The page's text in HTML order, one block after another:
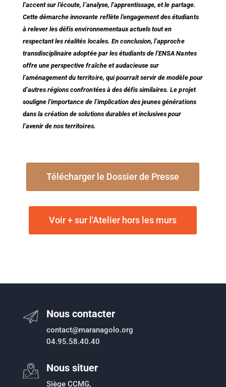
l’accent sur l’écoute, l’analyse, l’apprentissage, et le partage.
Cette démarche innovante reflète l’engagement des étudiants
à relever les défis environnementaux actuels tout en
respectant les réalités locales. En conclusion, l’approche
transdisciplinaire adoptée par les étudiants de l’ENSA Nantes
offre une perspective fraîche et audacieuse sur
l’aménagement du territoire, qui pourrait servir de modèle pour
d’autres régions confrontées à des défis similaires. Le projet
souligne l’importance de l’implication des jeunes générations
dans la création de solutions durables et inclusives pour
l’avenir de nos territoires.
Télécharger le Dossier de Presse
Voir + sur l'Atelier hors les murs
Nous contacter
contact@maranagolo.org
04.95.58.40.40
Nous situer
Siège CCMG,